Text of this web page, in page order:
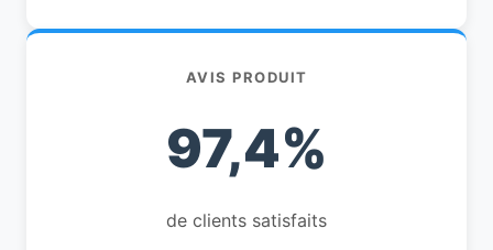
AVIS PRODUIT
97,4%
de clients satisfaits